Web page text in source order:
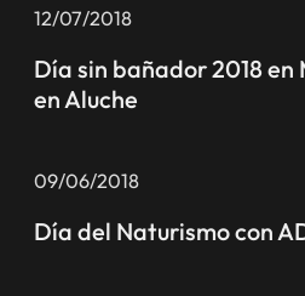
12/07/2018
Día sin bañador 2018 en
en Aluche
09/06/2018
Día del Naturismo con